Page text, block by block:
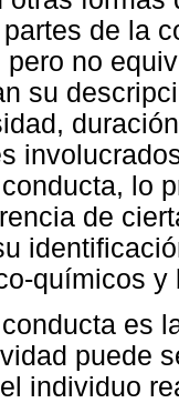
de la
no
su
lo
de
químicos y
es
puede
individuo